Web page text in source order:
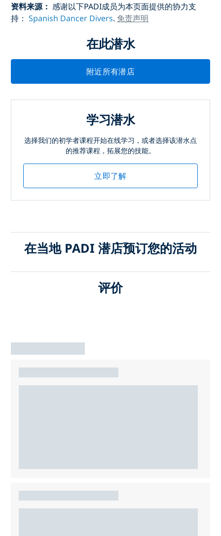
资料来源： 感谢以下PADI成员为本页面提供的协力支
持：Spanish Dancer Divers. 免责声明
在此潜水
附近所有潜店
学习潜水
选择我们的初学者课程开始在线学习，或者选择该潜水点
的推荐课程，拓展您的技能。
立即了解
在当地 PADI 潜店预订您的活动
评价